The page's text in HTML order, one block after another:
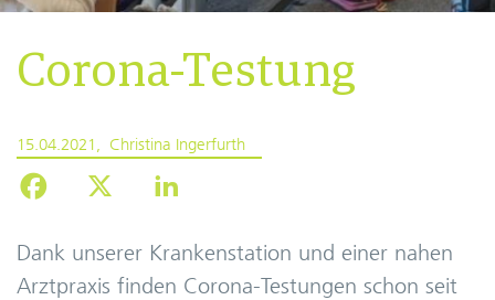
Corona-Testung
15.04.2021 Christina Ingerfurth
Dank unserer Krankenstation und einer nahen
Arztpraxis finden Corona-Testungen schon seit